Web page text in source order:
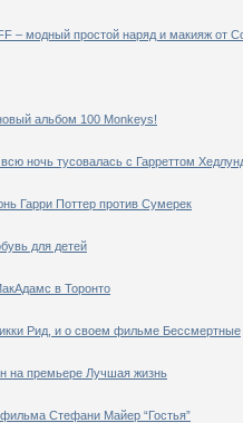
– модный простой наряд и макияж от
альбом 100 Monkeys!
ночь тусовалась с Гарреттом
Гарри Поттер против Сумерек
для детей
в Торонто
Рид, и о своем фильме Бессмертные
на премьере Лучшая жизнь
Стефани Майер “Гостья”